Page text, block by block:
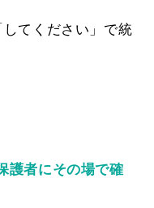
てください」で統
護者にその場で確